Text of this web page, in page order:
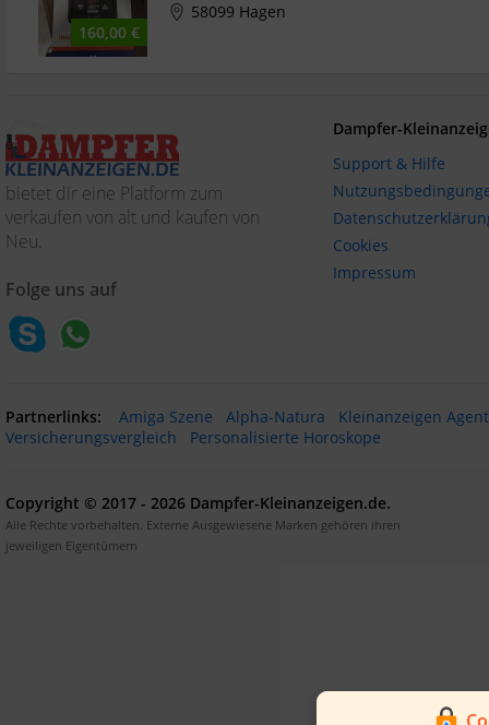
160,00 €
58099 Hagen
bietet dir eine Platform zum
verkaufen von alt und kaufen von
Neu.
Folge uns auf
Dampfer-
Support & Hilfe
Cookies
Impressum
Partnerlinks: Amiga Szene Alpha-Natura
Kleinanzeigen
Versicherungsvergleich
Personalisierte Horoskope
Copyright © 2017 - 2026 Dampfer-Kleinanzeigen.de.
Alle Rechte vorbehalten. Externe Ausgewiesene Marken gehören ihren
jeweiligen Eigentümern